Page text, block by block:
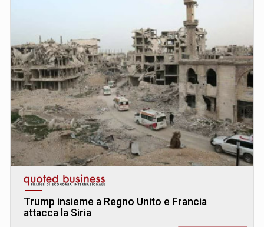
Trump insieme a Regno Unito e Francia
attacca la Siria